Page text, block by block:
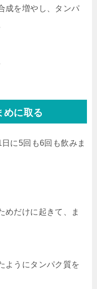
成を増やし、タンパ
めに取る
に5回も6回も飲みま
めだけに起きて、ま
ようにタンパク質を